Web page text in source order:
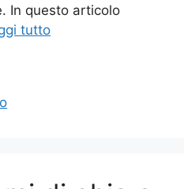
In questo articolo
tutto